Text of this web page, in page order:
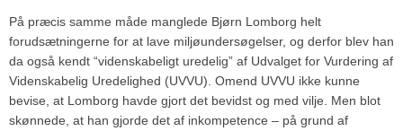
På præcis samme måde manglede Bjørn Lomborg helt
forudsætningerne for at lave miljøundersøgelser, og derfor blev han
da også kendt “videnskabeligt uredelig” af Udvalget for Vurdering af
Videnskabelig Uredelighed (UVVU). Omend UVVU ikke kunne
bevise, at Lomborg havde gjort det bevidst og med vilje. Men blot
skønnede, at han gjorde det af inkompetence – på grund af